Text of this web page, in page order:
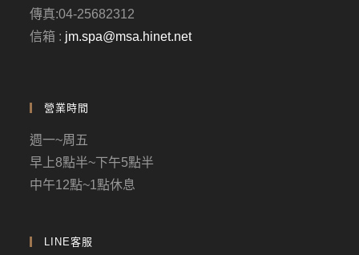
傳真:04-25682312
信箱 : jm.spa@msa.hinet.net
營業時間
週一~周五
早上8點半~下午5點半
中午12點~1點休息
LINE客服